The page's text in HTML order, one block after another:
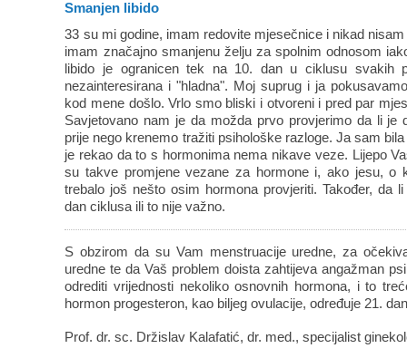
Smanjen libido
33 su mi godine, imam redovite mjesečnice i nikad
imam značajno smanjenu želju za spolnim odnosom
libido je ogranicen tek na 10. dan u ciklusu svakih
nezainteresirana i "hladna". Moj suprug i ja
kod mene došlo. Vrlo smo bliski i otvoreni i pred par
Savjetovano nam je da možda prvo provjerimo da li je
prije nego krenemo tražiti psihološke razloge. Ja sam
je rekao da to s hormonima nema nikave veze. Lijepo
su takve promjene vezane za hormone i, ako jesu,
trebalo još nešto osim hormona provjeriti. Također, da
dan ciklusa ili to nije važno.
S obzirom da su Vam menstruacije uredne, za
uredne te da Vaš problem doista zahtijeva angažman
odrediti vrijednosti nekoliko osnovnih hormona, i to
hormon progesteron, kao biljeg ovulacije, određuje 21.
Prof. dr. sc. Držislav Kalafatić, dr. med., specijalist